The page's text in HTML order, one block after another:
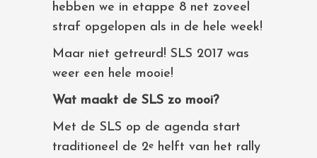
hebben we in etappe 8 net zoveel
straf opgelopen als in de hele week!
Maar niet getreurd! SLS 2017 was
weer een hele mooie!
Wat maakt de SLS zo mooi?
Met de SLS op de agenda start
traditioneel de 2e helft van het rally